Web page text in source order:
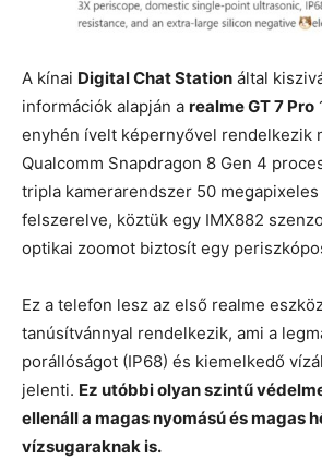
A kínai Digital Chat Station által
információk alapján a realme GT 7 Pro
enyhén ívelt képernyővel rendelkezik
Qualcomm Snapdragon 8 Gen 4
tripla kamerarendszer 50
felszerelve, köztük egy IMX882
optikai zoomot biztosít egy
Ez a telefon lesz az első realme
tanúsítvánnyal rendelkezik, ami a
porállóságot (IP68) és kiemelkedő
jelenti. Ez utóbbi olyan szintű
ellenáll a magas nyomású és magas
vízsugaraknak is.